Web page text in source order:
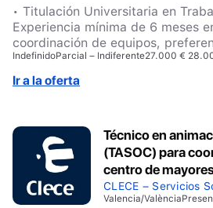
• Titulación Universitaria en
Experiencia mínima de 6 meses
coordinación de equipos,
ámbito de la salud. • Experiencia
atención a personas con
alternativamente, formación
gestión de redes sociales. Valoraremos… • Ser
voluntario/a activo de Cruz Roja,
contrato parcial o pertenecer a
vulnerable del plan de empleo de
Experiencia en trabajo con
IndefinidoParcial – Indiferente27.000 €
Ir a la oferta
Técnico en
(TASOC) para
centro de
CLECE – Servicios
Valencia/València